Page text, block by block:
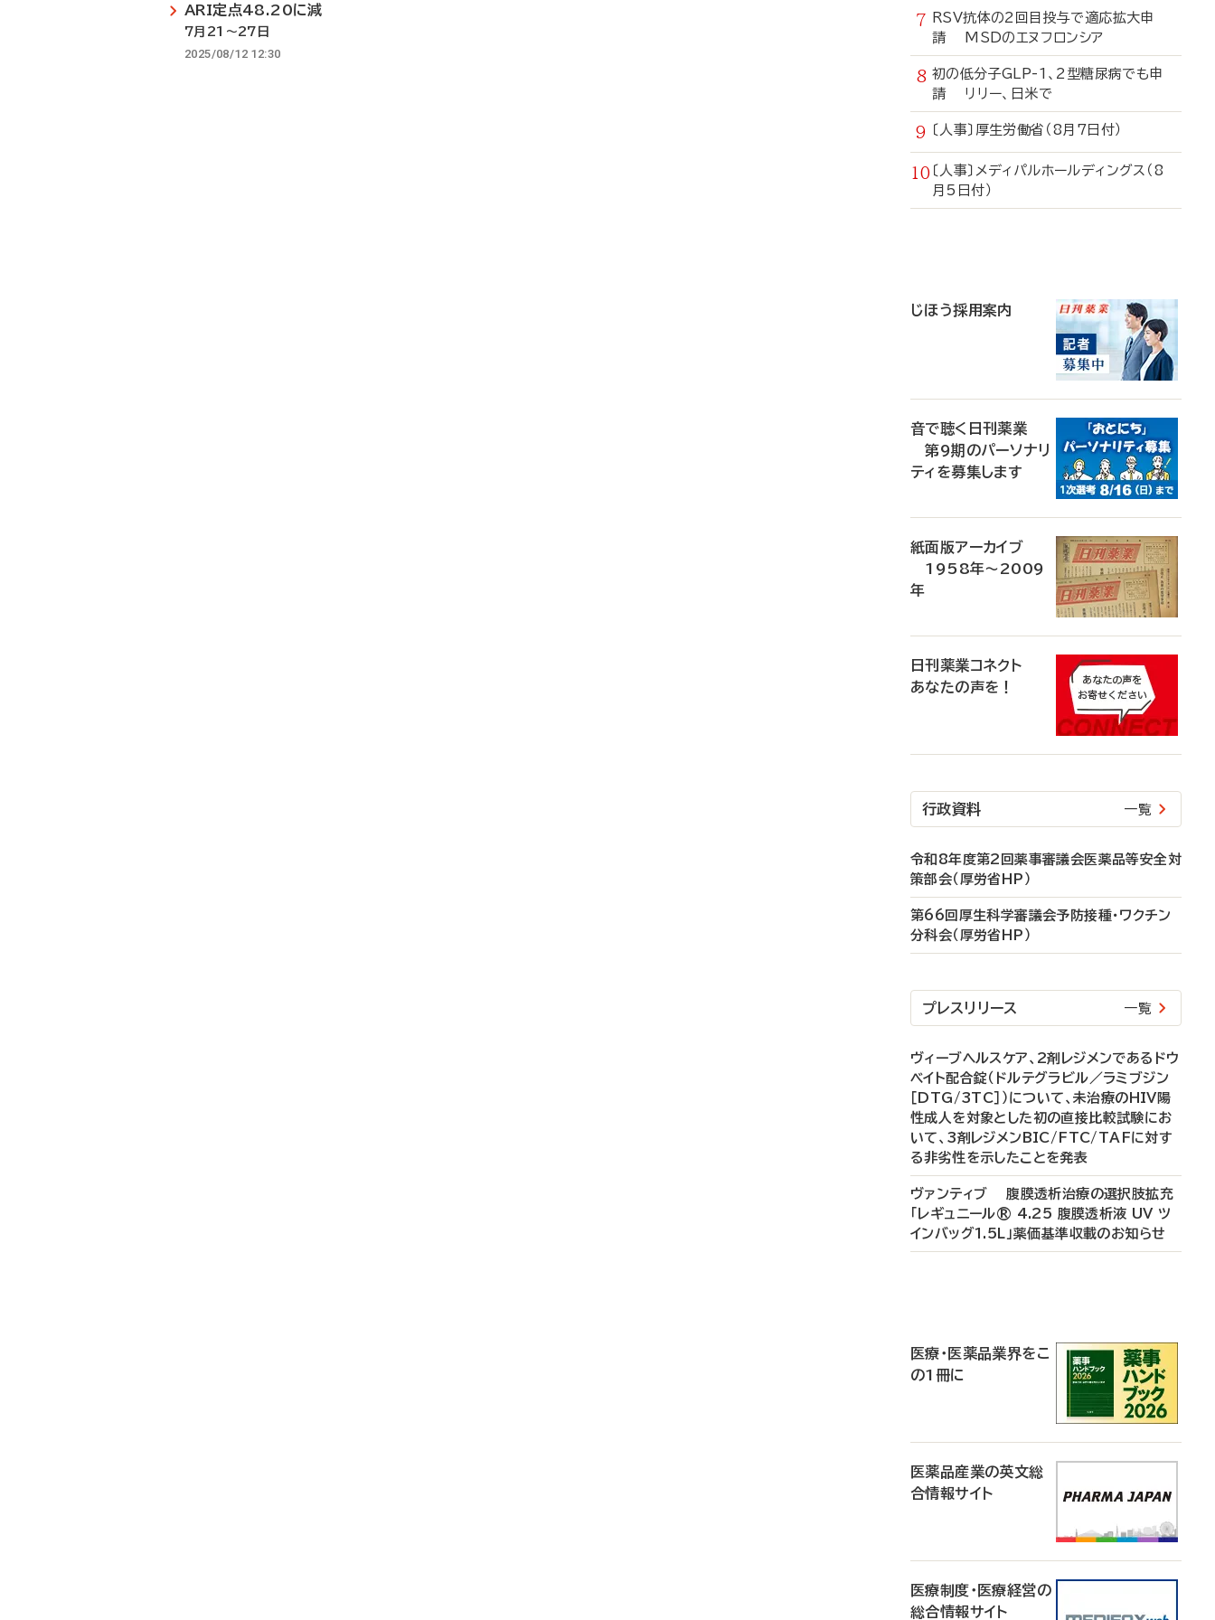
ARI定点48.20に減
7月21～27日
2025/08/12 12:30
RSV抗体の2回目投与で適応拡大申
請 MSDのエヌフロンシア
初の低分子GLP-1、2型糖尿病でも申
請 リリー、日米で
〔人事〕厚生労働省（8月7日付）
〔人事〕メディパルホールディングス（8
月5日付）
じほう採用案内
音で聴く日刊薬業
第9期のパーソナリ
ティを募集します
紙面版アーカイブ
1958年～2009
年
日刊薬業コネクト
あなたの声を！
行政資料 一覧
令和8年度第2回薬事審議会医薬品等安全対
策部会（厚労省HP）
第66回厚生科学審議会予防接種・ワクチン
分科会（厚労省HP）
プレスリリース 一覧
ヴィーブヘルスケア、2剤レジメンであるドウ
ベイト配合錠（ドルテグラビル／ラミブジン
［DTG/3TC］）について、未治療のHIV陽
性成人を対象とした初の直接比較試験にお
いて、3剤レジメンBIC/FTC/TAFに対す
る非劣性を示したことを発表
ヴァンティブ 腹膜透析治療の選択肢拡充
「レギュニール® 4.25 腹膜透析液 UV ツ
インバッグ1.5L」薬価基準収載のお知らせ
医療・医薬品業界をこ
の1冊に
医薬品産業の英文総
合情報サイト
医療制度・医療経営の
総合情報サイト